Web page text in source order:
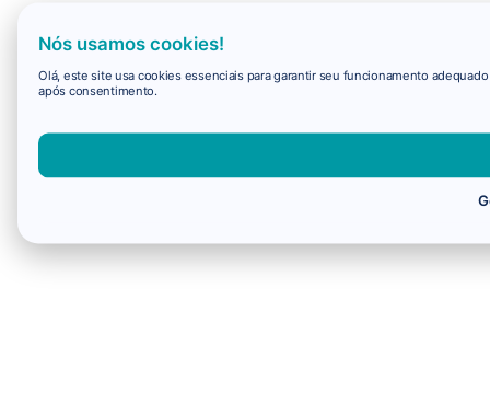
Nós usamos cookies!
Olá, este site usa cookies essenciais para garantir seu funcionamento
após consentimento.